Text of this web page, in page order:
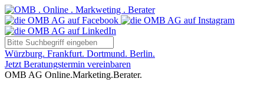
Würzburg. Frankfurt. Dortmund. Berlin.
Jetzt Beratungstermin vereinbaren
OMB AG Online.Marketing.Berater.